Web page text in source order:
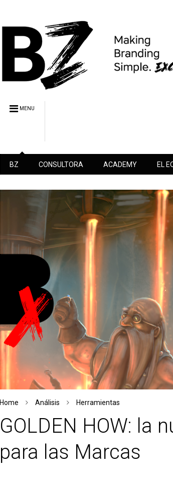
MENU
BZ CONSULTORA ACADEMY EL
Home Análisis Herramientas
GOLDEN HOW: la
para las Marcas